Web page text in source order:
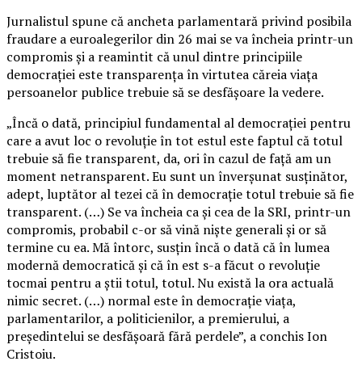
Jurnalistul spune că ancheta parlamentară privind posibila
fraudare a euroalegerilor din 26 mai se va încheia printr-un
compromis şi a reamintit că unul dintre principiile
democraţiei este transparenţa în virtutea căreia viaţa
persoanelor publice trebuie să se desfăşoare la vedere.
„Încă o dată, principiul fundamental al democraţiei pentru
care a avut loc o revoluţie în tot estul este faptul că totul
trebuie să fie transparent, da, ori în cazul de faţă am un
moment netransparent. Eu sunt un înverşunat susţinător,
adept, luptător al tezei că în democraţie totul trebuie să fie
transparent. (…) Se va încheia ca şi cea de la SRI, printr-un
compromis, probabil c-or să vină nişte generali şi or să
termine cu ea. Mă întorc, susţin încă o dată că în lumea
modernă democratică şi că în est s-a făcut o revoluţie
tocmai pentru a ştii totul, totul. Nu există la ora actuală
nimic secret. (…) normal este în democraţie viaţa,
parlamentarilor, a politicienilor, a premierului, a
preşedintelui se desfăşoară fără perdele”, a conchis Ion
Cristoiu.